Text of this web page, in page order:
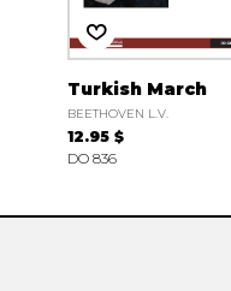
Turkish March
BEETHOVEN L.V.
12.95 $
DO 836